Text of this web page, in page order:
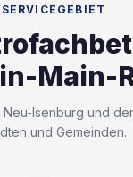
SERVICEGEBIET
Main-
Isenburg und
und Gemeinden.